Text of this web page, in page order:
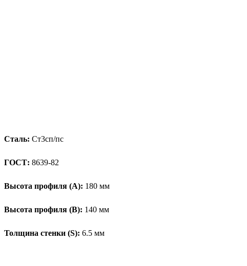
Сталь: Ст3сп/пс
ГОСТ: 8639-82
Высота профиля (А): 180 мм
Высота профиля (B): 140 мм
Толщина стенки (S): 6.5 мм